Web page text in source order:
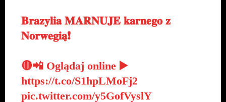
𝐁𝐫𝐚𝐳𝐲𝐥𝐢𝐚 𝐌𝐀𝐑𝐍𝐔𝐉𝐄 𝐤𝐚𝐫𝐧𝐞𝐠𝐨 𝐳
𝐍𝐨𝐫𝐰𝐞𝐠𝐢𝐚̨❗
🔴📲 Oglądaj online ▶️
https://t.co/S1hpLMoFj2
pic.twitter.com/y5GofVyslY